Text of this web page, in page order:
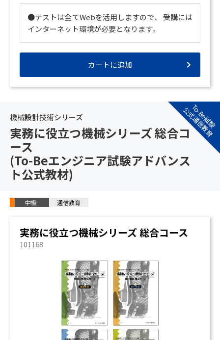
●テストは全てWebを活用しますので、 受講には
インターネット環境が必要となります。
カートに追加
機械設計技術シリーズ
実務に役立つ機械シリーズ 総合コ
ース
(To-Beエンジニア試験アドバンス
ト公式教材)
To-Be試験
公式通信教育
中級 通信教育
実務に役立つ機械シリーズ 総合コース
101168